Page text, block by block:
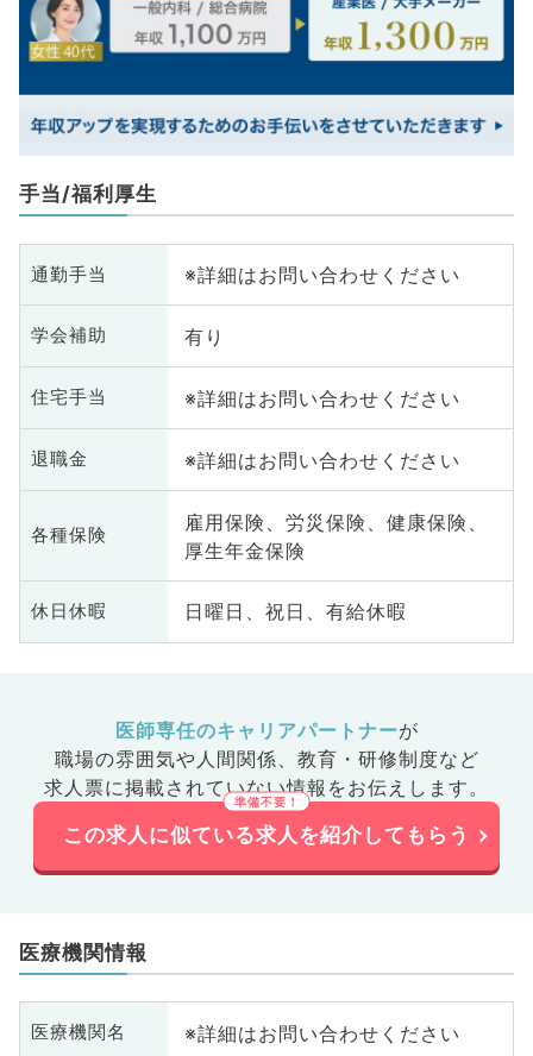
手当/福利厚生
通勤手当 ※詳細はお問い合わせください
学会補助 有り
住宅手当 ※詳細はお問い合わせください
退職金 ※詳細はお問い合わせください
各種保険
雇用保険、労災保険、健康保険、
厚生年金保険
休日休暇 日曜日、祝日、有給休暇
医師専任のキャリアパートナーが
職場の雰囲気や人間関係、 教育・研修制度など
求人票に掲載されていない情報をお伝えします。
この求人に似ている求人を紹介してもらう
医療機関情報
医療機関名 ※詳細はお問い合わせください